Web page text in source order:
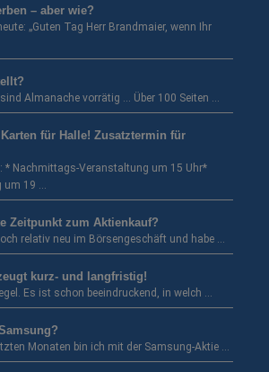
– aber wie?
„Guten Tag Herr Brandmaier, wenn Ihr
Almanache vorrätig … Über 100 Seiten …
für Halle! Zusatztermin für
* Nachmittags-Veranstaltung um 15 Uhr*
um 19 …
Zeitpunkt zum Aktienkauf?
relativ neu im Börsengeschäft und habe …
kurz- und langfristig!
Es ist schon beeindruckend, in welch …
Monaten bin ich mit der Samsung-Aktie …